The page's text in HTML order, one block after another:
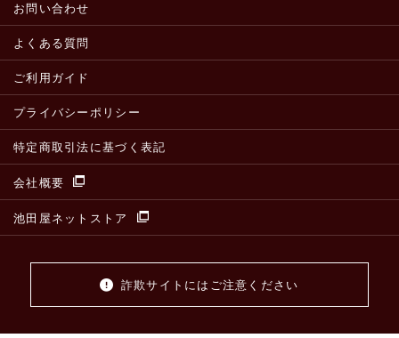
お問い合わせ
よくある質問
ご利用ガイド
プライバシーポリシー
特定商取引法に基づく表記
会社概要
池田屋ネットストア
詐欺サイトにはご注意ください